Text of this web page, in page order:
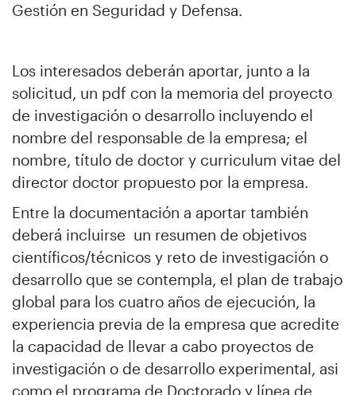
Gestión en Seguridad y Defensa.
Los interesados deberán aportar, junto a la
solicitud, un pdf con la memoria del proyecto
de investigación o desarrollo incluyendo el
nombre del responsable de la empresa; el
nombre, título de doctor y curriculum vitae del
director doctor propuesto por la empresa.
Entre la documentación a aportar también
deberá incluirse un resumen de objetivos
científicos/técnicos y reto de investigación o
desarrollo que se contempla, el plan de trabajo
global para los cuatro años de ejecución, la
experiencia previa de la empresa que acredite
la capacidad de llevar a cabo proyectos de
investigación o de desarrollo experimental, asi
como el programa de Doctorado y línea de